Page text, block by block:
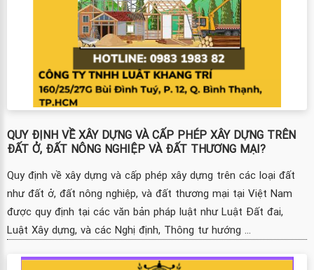
QUY ĐỊNH VỀ XÂY DỰNG VÀ CẤP PHÉP XÂY DỰNG TRÊN
ĐẤT Ở, ĐẤT NÔNG NGHIỆP VÀ ĐẤT THƯƠNG MẠI?
Quy định về xây dựng và cấp phép xây dựng trên các loại đất
như đất ở, đất nông nghiệp, và đất thương mại tại Việt Nam
được quy định tại các văn bản pháp luật như Luật Đất đai,
Luật Xây dựng, và các Nghị định, Thông tư hướng ...